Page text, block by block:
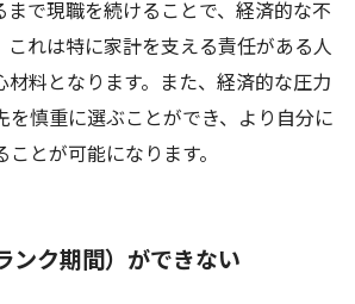
まで現職を続けることで、経済的な不
これは特に家計を支える責任がある人
材料となります。また、経済的な圧力
を慎重に選ぶことができ、より自分に
とが可能になります。
ンク期間）ができない